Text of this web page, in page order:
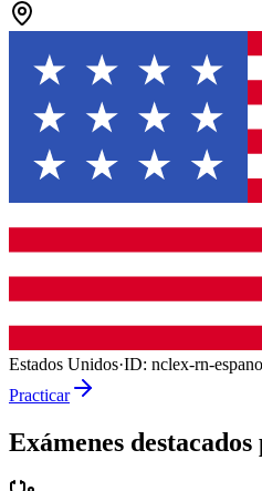
Estados Unidos·ID: nclex-rn-
Practicar
Exámenes